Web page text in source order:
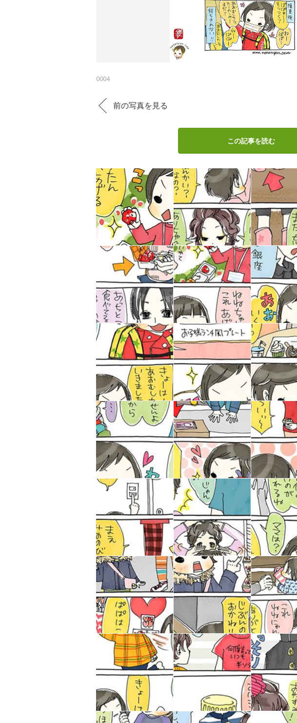
0004
前の写真を見る
この記事を読む